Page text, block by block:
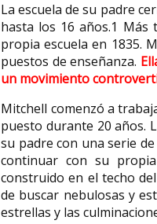
La escuela de su padre
hasta los 16 años.1​ Más
propia escuela en 1835.
puestos de enseñanza.​
un movimiento
Mitchell comenzó a
puesto durante 20 años.
su padre con una serie
continuar con su
construido en el techo
de buscar nebulosas y
estrellas y las